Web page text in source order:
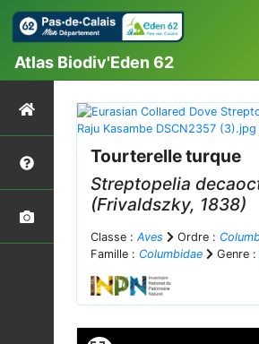
Atlas Biodiv'Eden 62
Tourterelle turque
Streptopelia
(Frivaldszky, 1838)
Classe : Aves Ordre :
Famille : Columbidae Genre :